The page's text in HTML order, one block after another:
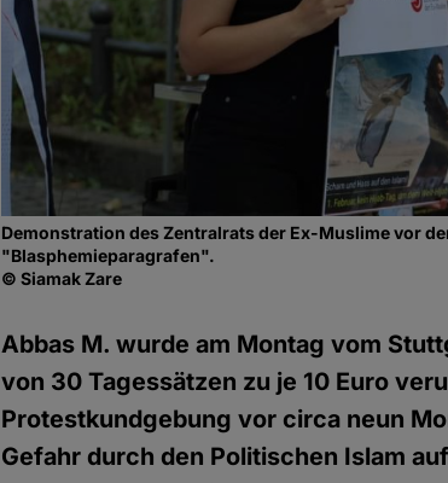
Demonstration des Zentralrats der Ex-Muslime vor
"Blasphemieparagrafen".
© Siamak Zare
Abbas M. wurde am Montag vom
von 30 Tagessätzen zu je 10 Euro
Protestkundgebung vor circa neun
Gefahr durch den Politischen Islam